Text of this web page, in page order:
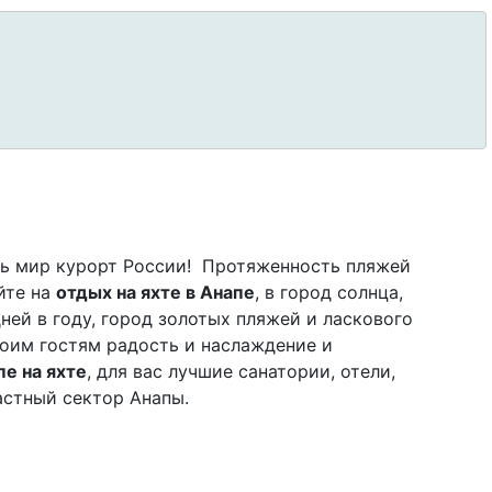
мир курорт России! Протяженность пляжей
на отдых на яхте в Анапе, в город солнца,
в году, город золотых пляжей и ласкового
гостям радость и наслаждение и
на яхте, для вас лучшие санатории, отели,
сектор Анапы.